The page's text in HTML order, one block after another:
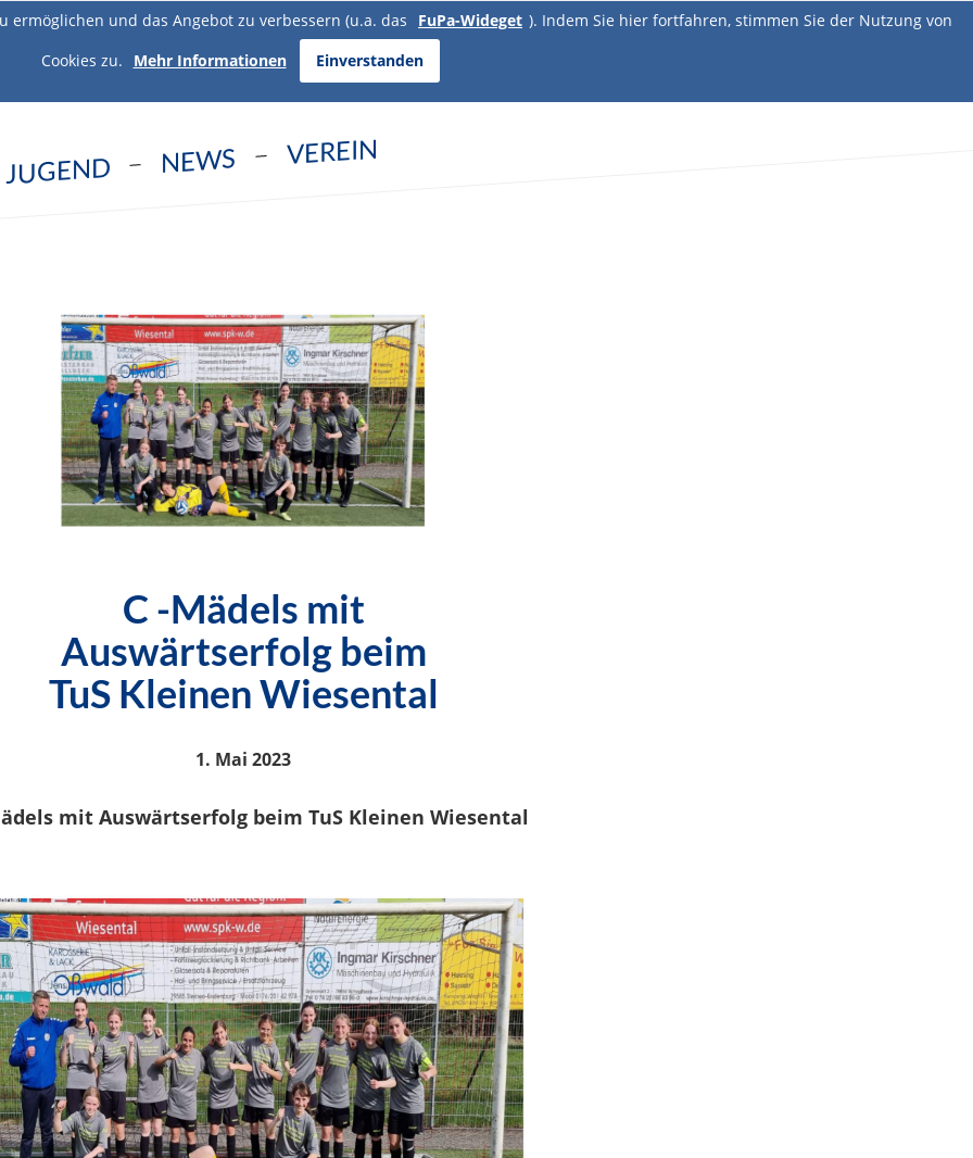
JUGEND NEWS VEREIN
C -Mädels mit
Auswärtserfolg beim
TuS Kleinen Wiesental
1. Mai 2023
mit Auswärtserfolg beim TuS Kleinen Wiesental
ermöglichen und das Angebot zu verbessern (u.a. das FuPa-Wideget ). Indem Sie hier fortfahren, stimmen Sie der Nutzung von
Cookies zu.
Mehr Informationen Einverstanden